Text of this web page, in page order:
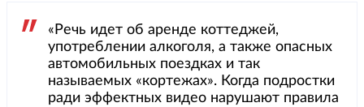
«Речь идет об аренде коттеджей,
употреблении алкоголя, а также опасных
автомобильных поездках и так
называемых «кортежах». Когда подростки
ради эффектных видео нарушают правила